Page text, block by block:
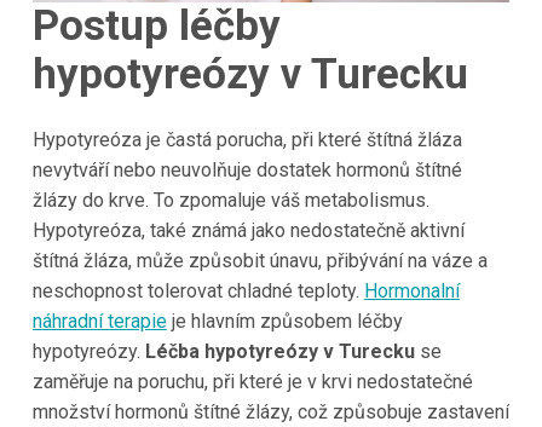
Postup léčby
hypotyreózy v Turecku
Hypotyreóza je častá porucha, při které štítná žláza
nevytváří nebo neuvolňuje dostatek hormonů štítné
žlázy do krve. To zpomaluje váš metabolismus.
Hypotyreóza, také známá jako nedostatečně aktivní
štítná žláza, může způsobit únavu, přibývání na váze a
neschopnost tolerovat chladné teploty. Hormonalní
náhradní terapieje hlavním způsobem léčby
hypotyreózy. Léčba hypotyreózy v Tureckuse
zaměřuje na poruchu, při které je v krvi nedostatečné
množství hormonů štítné žlázy, což způsobuje zastavení